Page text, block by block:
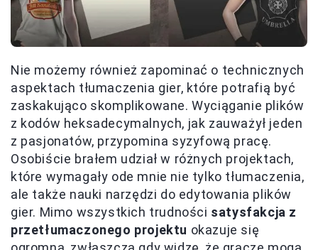
Nie możemy również zapominać o technicznych
aspektach tłumaczenia gier, które potrafią być
zaskakująco skomplikowane. Wyciąganie plików
z kodów heksadecymalnych, jak zauważył jeden
z pasjonatów, przypomina syzyfową pracę.
Osobiście brałem udział w różnych projektach,
które wymagały ode mnie nie tylko tłumaczenia,
ale także nauki narzędzi do edytowania plików
gier. Mimo wszystkich trudności satysfakcja z
przetłumaczonego projektu okazuje się